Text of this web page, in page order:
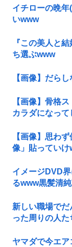
イチローの晩
いwww
『この美人と
ち選ぶwww
【画像】だら
【画像】骨格
カラダになって
【画像】思わ
像」貼っていけ
イメージDVD
るwww黒髪清
新しい職場で
った周りの人
ヤマダで今エ